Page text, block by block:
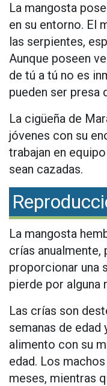
La mangosta
en su entorno. El
las serpientes,
Aunque poseen
de tú a tú no es
pueden ser presa
La cigüeña de
jóvenes con su
trabajan en
sean cazadas.
La mangosta
crías anualmente,
proporcionar una
pierde por alguna
Las crías son
semanas de edad
alimento con su
edad. Los
meses, mientras